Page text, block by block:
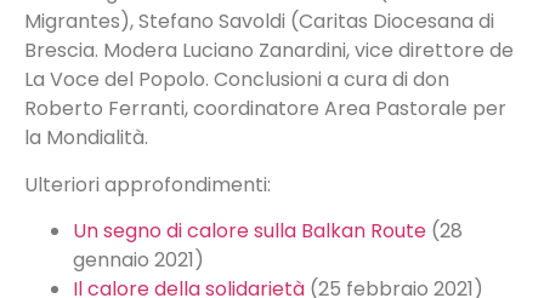
Migrantes), Stefano Savoldi (Caritas Diocesana di
Brescia. Modera Luciano Zanardini, vice direttore de
La Voce del Popolo. Conclusioni a cura di don
Roberto Ferranti, coordinatore Area Pastorale per
la Mondialità.
Ulteriori approfondimenti:
Un segno di calore sulla Balkan Route (28
gennaio 2021)
Il calore della solidarietà (25 febbraio 2021)